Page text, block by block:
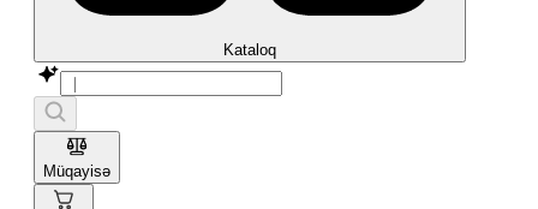
Kataloq
Müqayisə